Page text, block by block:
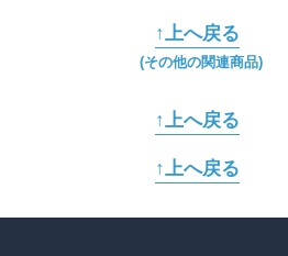
↑上へ戻る
(その他の関連商品)
↑上へ戻る
↑上へ戻る